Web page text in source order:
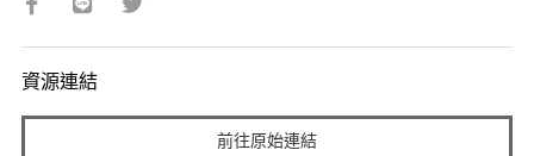
資源連結
前往原始連結